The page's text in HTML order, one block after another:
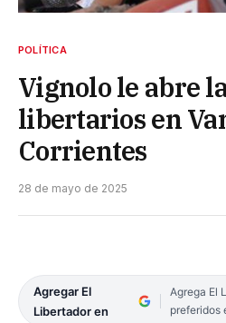
POLÍTICA
Vignolo le abre
libertarios en
Corrientes
28 de mayo de 2025
Agregar El
Libertador en
Agrega El
preferidos